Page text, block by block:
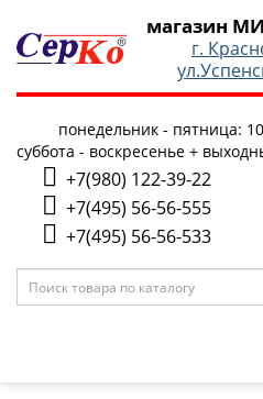
магазин
г.
понедельник - пятница:
суббота - воскресенье +
+7(980) 122-39-22
+7(495) 56-56-555
+7(495) 56-56-533